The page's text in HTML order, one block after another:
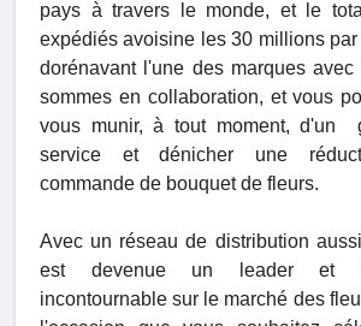
pays à travers le monde, et le
expédiés avoisine les 30 millions par
dorénavant l'une des marques
sommes en collaboration, et vous
vous munir, à tout moment, d'un
service et dénicher une
commande de bouquet de fleurs.
Avec un réseau de distribution
est devenue un leader et
incontournable sur le marché des